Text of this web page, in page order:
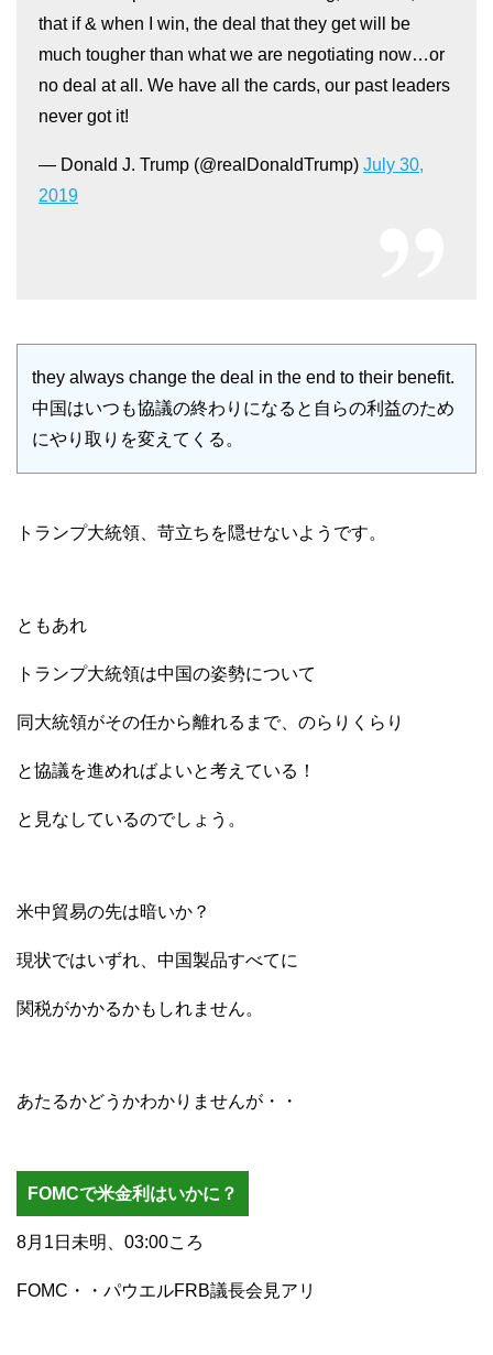
that if & when I win, the deal that they get will be
much tougher than what we are negotiating now…or
no deal at all. We have all the cards, our past leaders
never got it!
— Donald J. Trump (@realDonaldTrump) July 30,
2019
they always change the deal in the end to their benefit.
中国はいつも協議の終わりになると自らの利益のため
にやり取りを変えてくる。
トランプ大統領、苛立ちを隠せないようです。
ともあれ
トランプ大統領は中国の姿勢について
同大統領がその任から離れるまで、のらりくらり
と協議を進めればよいと考えている！
と見なしているのでしょう。
米中貿易の先は暗いか？
現状ではいずれ、中国製品すべてに
関税がかかるかもしれません。
あたるかどうかわかりませんが・・
FOMCで米金利はいかに？
8月1日未明、03:00ころ
FOMC・・パウエルFRB議長会見アリ